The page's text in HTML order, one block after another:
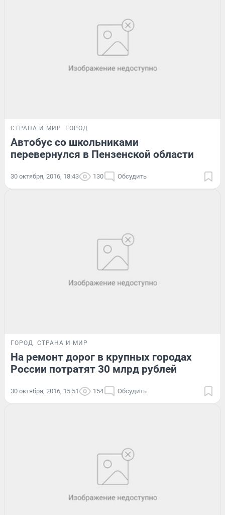
СТРАНА И МИР ГОРОД
Автобус со школьниками
перевернулся в Пензенской области
30 октября, 2016, 18:43 130 Обсудить
ГОРОД СТРАНА И МИР
На ремонт дорог в крупных городах
России потратят 30 млрд рублей
30 октября, 2016, 15:51 154 Обсудить